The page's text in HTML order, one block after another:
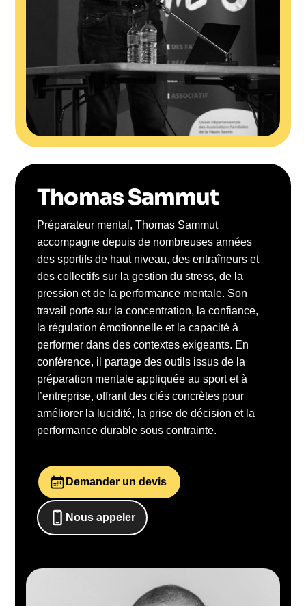
Thomas Sammut
Préparateur mental, Thomas Sammut
accompagne depuis de nombreuses années
des sportifs de haut niveau, des entraîneurs et
des collectifs sur la gestion du stress, de la
pression et de la performance mentale. Son
travail porte sur la concentration, la confiance,
la régulation émotionnelle et la capacité à
performer dans des contextes exigeants. En
conférence, il partage des outils issus de la
préparation mentale appliquée au sport et à
l’entreprise, offrant des clés concrètes pour
améliorer la lucidité, la prise de décision et la
performance durable sous contrainte.
Demander un devis
Nous appeler
0652698481